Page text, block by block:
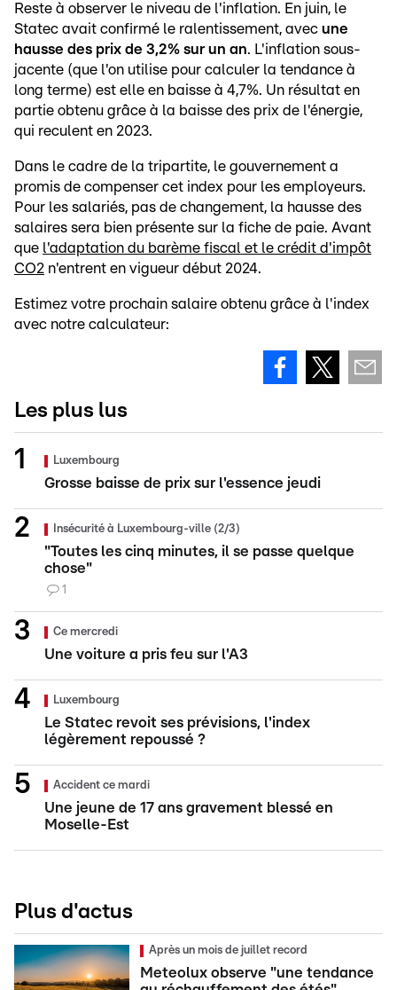
Reste à observer le niveau de l'inflation. En juin, le
Statec avait confirmé le ralentissement, avec une
hausse des prix de 3,2% sur un an. L'inflation sous-
jacente (que l'on utilise pour calculer la tendance à
long terme) est elle en baisse à 4,7%. Un résultat en
partie obtenu grâce à la baisse des prix de l'énergie,
qui reculent en 2023.
Dans le cadre de la tripartite, le gouvernement a
promis de compenser cet index pour les employeurs.
Pour les salariés, pas de changement, la hausse des
salaires sera bien présente sur la fiche de paie. Avant
que l'adaptation du barème fiscal et le crédit d'impôt
CO2 n'entrent en vigueur début 2024.
Estimez votre prochain salaire obtenu grâce à l'index
avec notre calculateur:
Les plus lus
Luxembourg
Grosse baisse de prix sur l'essence jeudi
Insécurité à Luxembourg-ville (2/3)
"Toutes les cinq minutes, il se passe quelque
chose"
1
Ce mercredi
Une voiture a pris feu sur l'A3
Luxembourg
Le Statec revoit ses prévisions, l'index
légèrement repoussé ?
Accident ce mardi
Une jeune de 17 ans gravement blessé en
Moselle-Est
Plus d'actus
Après un mois de juillet record
Meteolux observe "une tendance